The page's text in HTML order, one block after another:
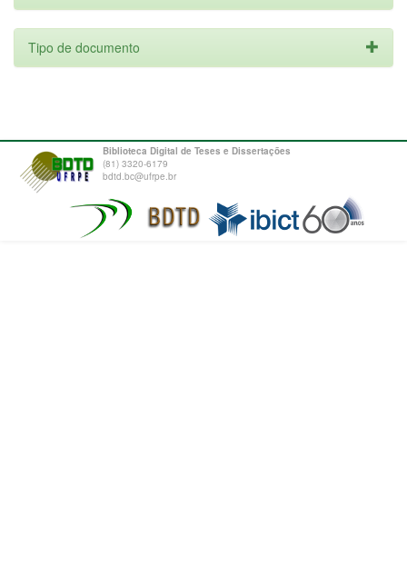
Tipo de documento
Biblioteca Digital de Teses e Dissertações
(81) 3320-6179
bdtd.bc@ufrpe.br